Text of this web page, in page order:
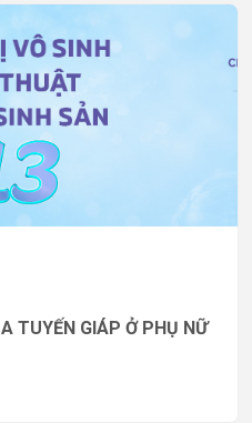
TUYẾN GIÁP Ở PHỤ NỮ